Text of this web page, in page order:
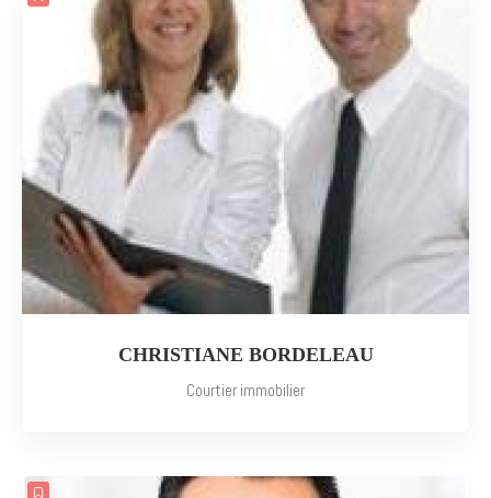
CHRISTIANE BORDELEAU
Courtier immobilier